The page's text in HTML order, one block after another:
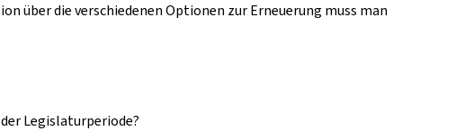
über die verschiedenen Optionen zur Erneuerung muss man
Legislaturperiode?